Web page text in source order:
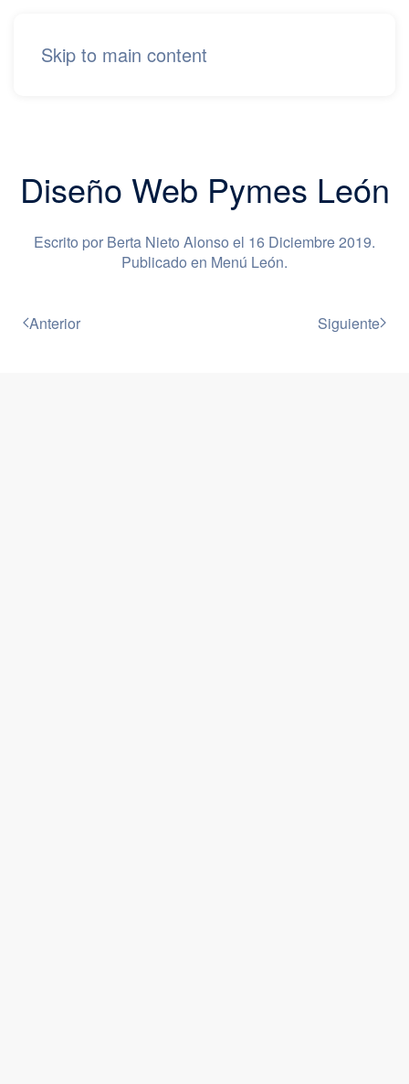
Skip to main content
Diseño Web Pymes León
Escrito por Berta Nieto Alonso el 16 Diciembre 2019.
Publicado en Menú León.
Anterior Siguiente